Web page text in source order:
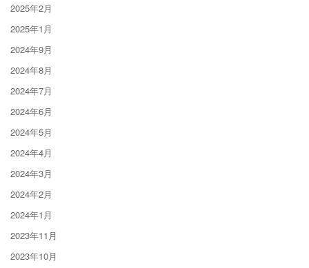
2025年2月
2025年1月
2024年9月
2024年8月
2024年7月
2024年6月
2024年5月
2024年4月
2024年3月
2024年2月
2024年1月
2023年11月
2023年10月